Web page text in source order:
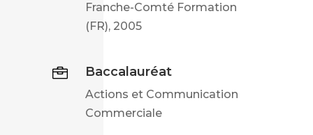
Franche-Comté Formation
(FR), 2005
 Baccalauréat
Actions et Communication
Commerciale